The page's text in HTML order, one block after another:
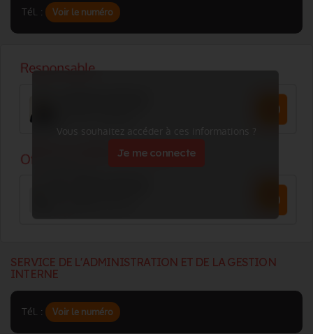
Tél. : Voir le numéro
Vous souhaitez accéder à ces informations ?
Je me connecte
SERVICE DE L'ADMINISTRATION ET DE LA GESTION
INTERNE
Tél. : Voir le numéro